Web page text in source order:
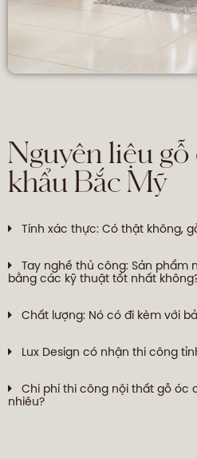
Nguyên liệu
khẩu Bắc Mỹ
Tính xác thực: Có thật không,
Tay nghề thủ công: Sản
bằng các kỹ thuật tốt nhất
Chất lượng: Nó có đi kèm với
Lux Design có nhận thi công
Chi phí thi công nội thất gỗ óc
nhiêu?